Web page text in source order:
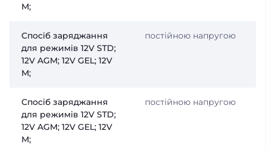
М;
Спосіб заряджання
для режимів 12V STD;
12V AGM; 12V GEL; 12V
М;
постійною напругою
Спосіб заряджання
для режимів 12V STD;
12V AGM; 12V GEL; 12V
М;
постійною напругою